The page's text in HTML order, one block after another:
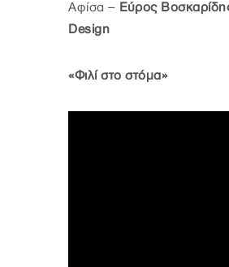
Αφίσα – Εύρος
Design
«Φιλί στο στόμα»